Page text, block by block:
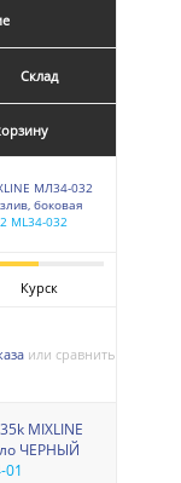
Склад
МЛ34-032
боковая
ML34-032
Курск
или сравнить
MIXLINE
ЧЕРНЫЙ
01